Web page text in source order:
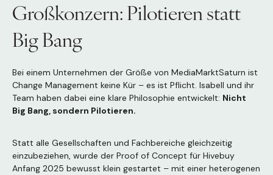
Großkonzern: Pilotieren statt
Big Bang
Bei einem Unternehmen der Größe von MediaMarktSaturn ist
Change Management keine Kür – es ist Pflicht. Isabell und ihr
Team haben dabei eine klare Philosophie entwickelt: Nicht
Big Bang, sondern Pilotieren.
Statt alle Gesellschaften und Fachbereiche gleichzeitig
einzubeziehen, wurde der Proof of Concept für Hivebuy
Anfang 2025 bewusst klein gestartet – mit einer heterogenen